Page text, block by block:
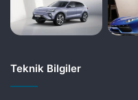
Teknik Bilgiler